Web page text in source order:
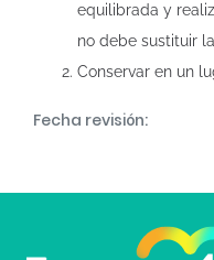
equilibrada y
no debe sustituir
Conservar en un
Fecha revisión: